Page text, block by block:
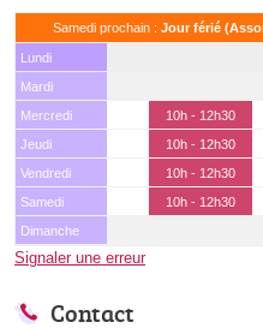
Samedi prochain : Jour férié
Lundi
Mardi
Mercredi
10h - 12h30
Jeudi
10h - 12h30
Vendredi
10h - 12h30
Samedi
10h - 12h30
Dimanche
Signaler une erreur
Contact